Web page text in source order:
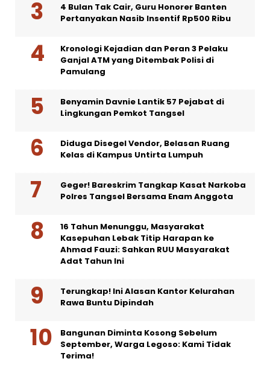
4 Bulan Tak Cair, Guru Honorer Banten
Pertanyakan Nasib Insentif Rp500 Ribu
Kronologi Kejadian dan Peran 3 Pelaku
Ganjal ATM yang Ditembak Polisi di
Pamulang
Benyamin Davnie Lantik 57 Pejabat di
Lingkungan Pemkot Tangsel
Diduga Disegel Vendor, Belasan Ruang
Kelas di Kampus Untirta Lumpuh
Geger! Bareskrim Tangkap Kasat Narkoba
Polres Tangsel Bersama Enam Anggota
16 Tahun Menunggu, Masyarakat
Kasepuhan Lebak Titip Harapan ke
Ahmad Fauzi: Sahkan RUU Masyarakat
Adat Tahun Ini
Terungkap! Ini Alasan Kantor Kelurahan
Rawa Buntu Dipindah
Bangunan Diminta Kosong Sebelum
September, Warga Legoso: Kami Tidak
Terima!